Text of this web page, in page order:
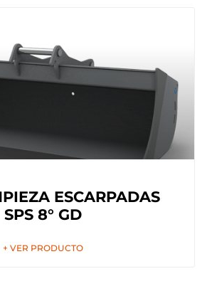
ESCARPADAS
SPS 8° GD
+ VER PRODUCTO